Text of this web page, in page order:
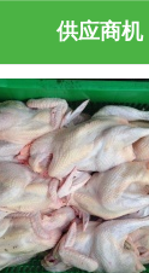
供应商机